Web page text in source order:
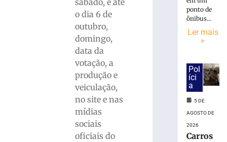
sábado, e até
o dia 6 de
outubro,
domingo,
data da
votação, a
produção e
veiculação,
no site e nas
mídias
sociais
oficiais do
Rede
define
Brusque
disputar
Alesc
ponto de
ônibus...
Ler mais
»
Pol
íci
a
5 DE
AGOSTO DE
2026
Carros